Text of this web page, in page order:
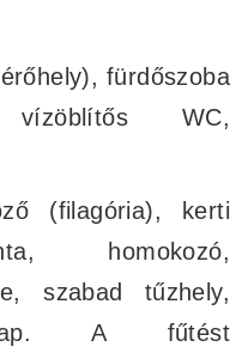
fürdőszoba
vízöblítős WC,
(filagória), kerti
homokozó,
szabad tűzhely,
A fűtést